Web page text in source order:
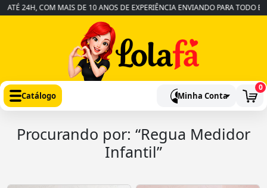
24H, COM MAIS DE 10 ANOS DE EXPERIÊNCIA ENVIANDO PARA TODO
Catálogo Minha Conta
0
Procurando por: “Regua Medidor
Infantil”